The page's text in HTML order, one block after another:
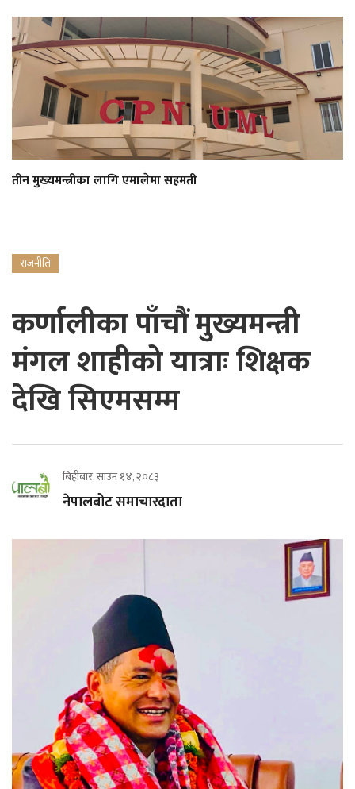
तीन मुख्यमन्त्रीका लागि एमालेमा सहमती
राजनीति
कर्णालीका पाँचौं मुख्यमन्त्री
मंगल शाहीको यात्राः शिक्षक
देखि सिएमसम्म
बिहीबार, साउन १४, २०८३
नेपालबोट समाचारदाता